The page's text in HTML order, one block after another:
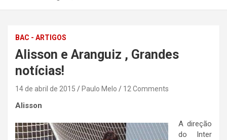
BAC - ARTIGOS
Alisson e Aranguiz , Grandes
notícias!
14 de abril de 2015 Paulo Melo 12 Comments
Alisson
A direção
do Inter